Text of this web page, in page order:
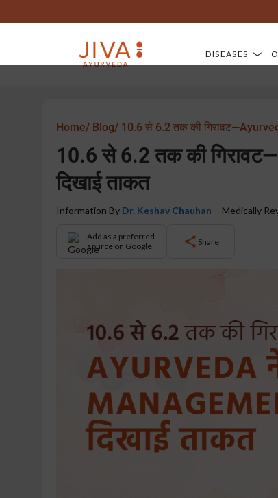
DISEASES
Home/ Blog/ 10.6 से 6.2 तक की
10.6 से 6.2 तक की
दिखाई ताकत
Information By Dr. Keshav Chauhan Medically
Add as a preferred
source on Google
Share